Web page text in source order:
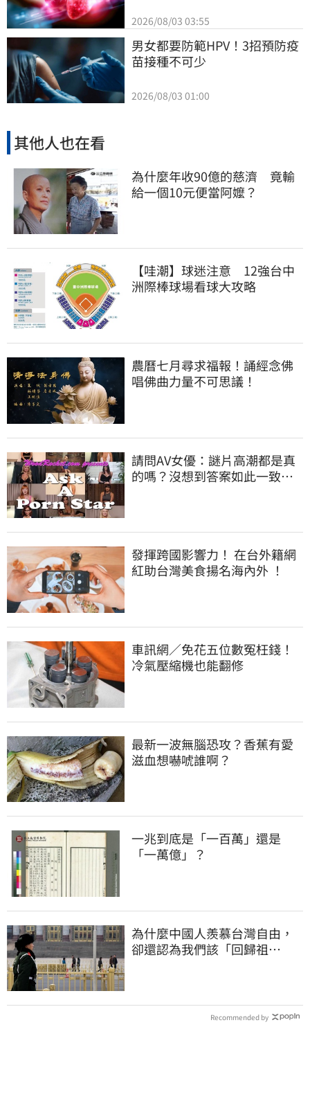
2026/08/03 03:55
男女都要防範HPV！3招預防疫
苗接種不可少
2026/08/03 01:00
其他人也在看
為什麼年收90億的慈濟 竟輸
給一個10元便當阿嬤？
【哇潮】球迷注意 12強台中
洲際棒球場看球大攻略
農曆七月尋求福報！誦經念佛
唱佛曲力量不可思議！
請問AV女優：謎片高潮都是真
的嗎？沒想到答案如此一致…
發揮跨國影響力！ 在台外籍網
紅助台灣美食揚名海內外 ！
車訊網／免花五位數冤枉錢！
冷氣壓縮機也能翻修
最新一波無腦恐攻？香蕉有愛
滋血想嚇唬誰啊？
一兆到底是「一百萬」還是
「一萬億」？
為什麼中國人羨慕台灣自由，
卻還認為我們該「回歸祖
Recommended by